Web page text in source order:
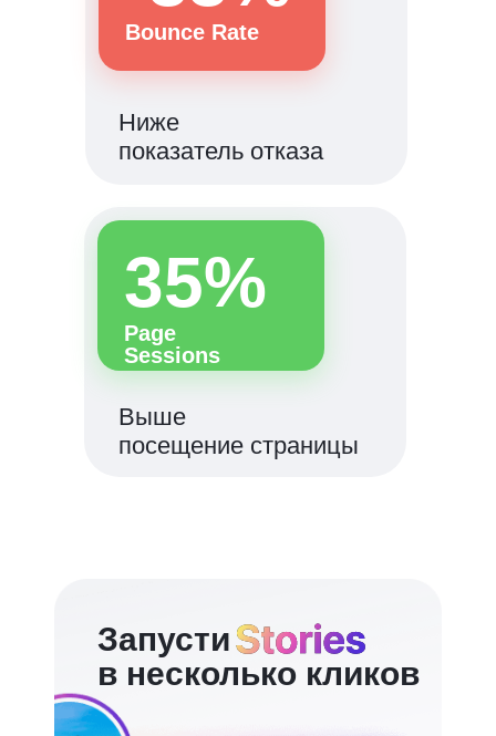
Выше
посещение страницы
35%
Page
Sessions
Bounce Rate
Ниже
показатель отказа
Запусти
в несколько кликов